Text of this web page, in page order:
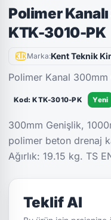
Polimer
KTK-3010-PK
Marka:Kent Teknik
Polimer Kanal
Kod: KTK-3010-PK Yeni
300mm Genişlik,
polimer beton drenaj
Ağırlık: 19.15 kg. TS
Teklif Al